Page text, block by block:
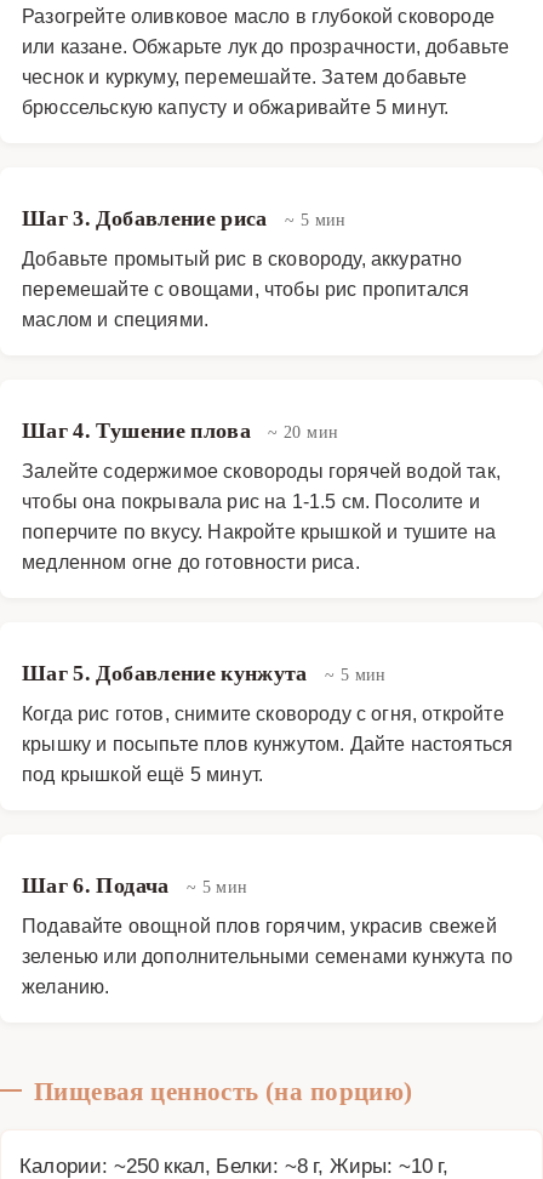
Разогрейте оливковое масло в глубокой сковороде
или казане. Обжарьте лук до прозрачности, добавьте
чеснок и куркуму, перемешайте. Затем добавьте
брюссельскую капусту и обжаривайте 5 минут.
Шаг 3. Добавление риса ~ 5 мин
Добавьте промытый рис в сковороду, аккуратно
перемешайте с овощами, чтобы рис пропитался
маслом и специями.
Шаг 4. Тушение плова ~ 20 мин
Залейте содержимое сковороды горячей водой так,
чтобы она покрывала рис на 1-1.5 см. Посолите и
поперчите по вкусу. Накройте крышкой и тушите на
медленном огне до готовности риса.
Шаг 5. Добавление кунжута ~ 5 мин
Когда рис готов, снимите сковороду с огня, откройте
крышку и посыпьте плов кунжутом. Дайте настояться
под крышкой ещё 5 минут.
Шаг 6. Подача ~ 5 мин
Подавайте овощной плов горячим, украсив свежей
зеленью или дополнительными семенами кунжута по
желанию.
Пищевая ценность (на порцию)
Калории: ~250 ккал, Белки: ~8 г, Жиры: ~10 г,